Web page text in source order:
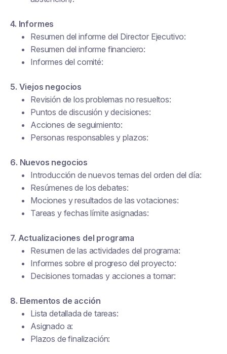
4. Informes
Resumen del informe del Director Ejecutivo:
Resumen del informe financiero:
Informes del comité:
5. Viejos negocios
Revisión de los problemas no resueltos:
Puntos de discusión y decisiones:
Acciones de seguimiento:
Personas responsables y plazos:
6. Nuevos negocios
Introducción de nuevos temas del orden del día:
Resúmenes de los debates:
Mociones y resultados de las votaciones:
Tareas y fechas límite asignadas:
7. Actualizaciones del programa
Resumen de las actividades del programa:
Informes sobre el progreso del proyecto:
Decisiones tomadas y acciones a tomar:
8. Elementos de acción
Lista detallada de tareas:
Asignado a:
Plazos de finalización: